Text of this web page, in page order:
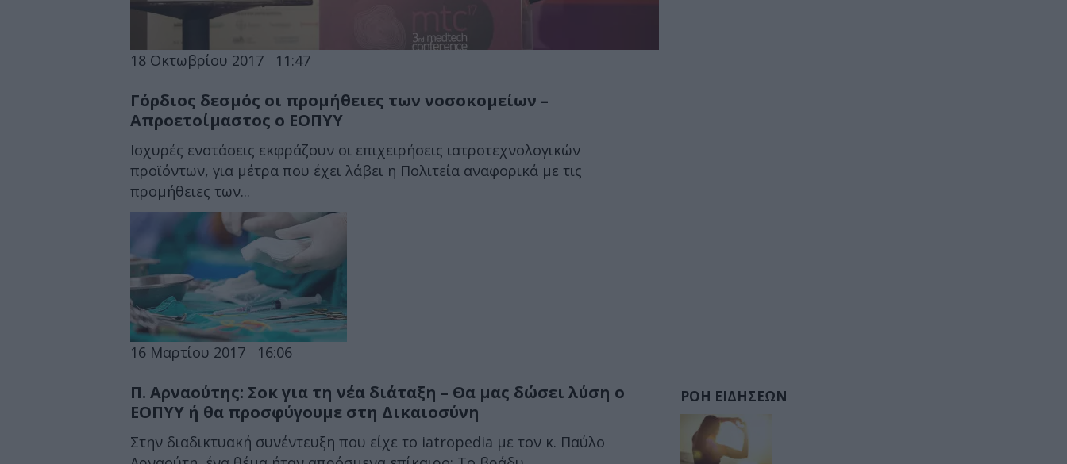
18 Οκτωβρίου 2017 11:47
Γόρδιος δεσμός οι προμήθειες των νοσοκομείων –
Απροετοίμαστος ο ΕΟΠΥΥ
Ισχυρές ενστάσεις εκφράζουν οι επιχειρήσεις ιατροτεχνολογικών
προϊόντων, για μέτρα που έχει λάβει η Πολιτεία αναφορικά με τις
προμήθειες των...
16 Μαρτίου 2017 16:06
Π. Αρναούτης: Σοκ για τη νέα διάταξη – Θα μας δώσει λύση ο
ΕΟΠΥΥ ή θα προσφύγουμε στη Δικαιοσύνη
Στην διαδικτυακή συνέντευξη που είχε το iatropedia με τον κ. Παύλο
ΡΟΗ ΕΙΔΗΣΕΩΝ